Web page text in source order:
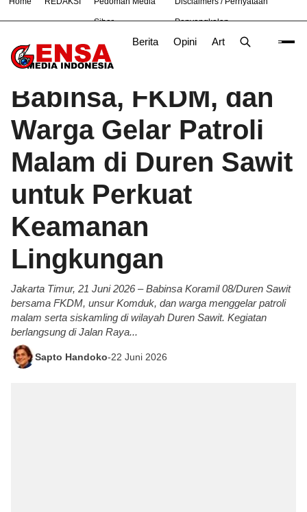
Siber Penyangkalan
Berita Opini Artikel
# Bekasi Hukum Nasional News TNI
Beranda/Berita
Babinsa, FKDM, dan
Warga Gelar Patroli
Malam di Duren Sawit
untuk Perkuat
Keamanan
Lingkungan
Jakarta Timur, 21 Juni 2026 – Babinsa Koramil 08/Duren Sawit
bersama FKDM, unsur Komduk, dan warga menggelar patroli
malam serta siskamling di wilayah Duren Sawit. Kegiatan
berlangsung di Jalan Raya...
Sapto Handoko-22 Juni 2026